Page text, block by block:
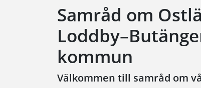
Samråd om
kommun
Välkommen till samråd om